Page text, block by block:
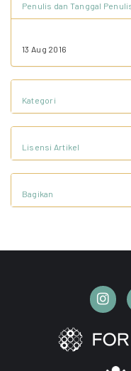
Kredit Web-site
Penulis dan Tanggal
13 Aug 2016
Kategori
Lisensi Artikel
Bagikan